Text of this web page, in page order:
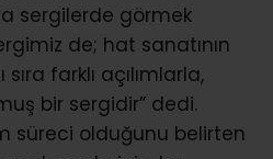
sergilerde görmek
de; hat sanatının
sıra farklı açılımlarla,
bir sergidir” dedi.
süreci olduğunu belirten